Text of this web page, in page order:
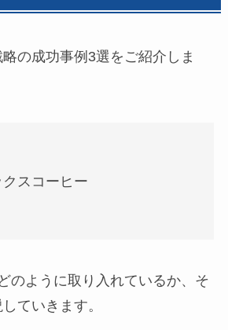
の成功事例3選をご紹介しま
スコーヒー
のように取り入れているか、そ
ていきます。